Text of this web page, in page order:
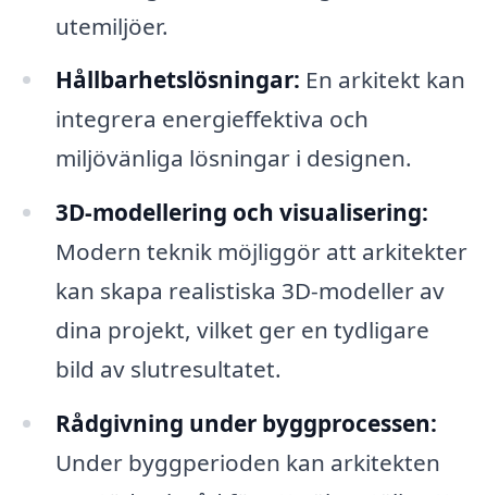
utemiljöer.
Hållbarhetslösningar: En arkitekt kan
integrera energieffektiva och
miljövänliga lösningar i designen.
3D-modellering och visualisering:
Modern teknik möjliggör att arkitekter
kan skapa realistiska 3D-modeller av
dina projekt, vilket ger en tydligare
bild av slutresultatet.
Rådgivning under byggprocessen:
Under byggperioden kan arkitekten